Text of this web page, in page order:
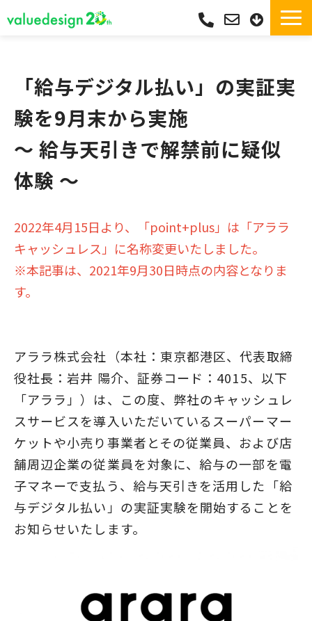
サポート
導入実績
導入フロー
よくあるご質問
「給与デジタル払い」の実証実
験を9月末から実施
～ 給与天引きで解禁前に疑似
体験 ～
2022年4月15日より、「point+plus」は「アララ
キャッシュレス」に名称変更いたしました。
※本記事は、2021年9月30日時点の内容となりま
す。
アララ株式会社（本社：東京都港区、代表取締
役社長：岩井 陽介、証券コード：4015、以下
「アララ」）は、この度、弊社のキャッシュレ
スサービスを導入いただいているスーパーマー
ケットや小売り事業者とその従業員、および店
舗周辺企業の従業員を対象に、給与の一部を電
子マネーで支払う、給与天引きを活用した「給
与デジタル払い」の実証実験を開始することを
お知らせいたします。